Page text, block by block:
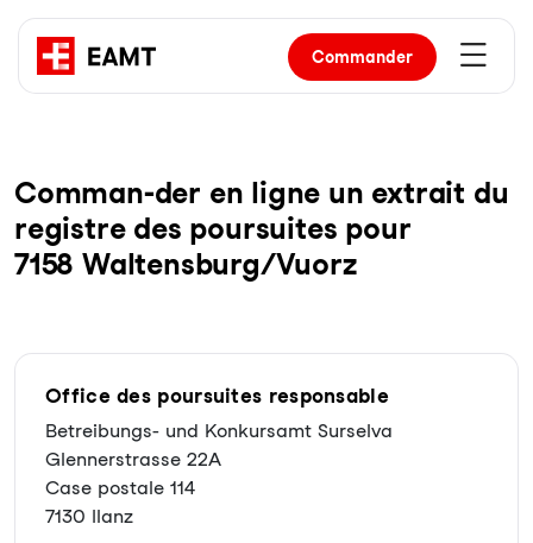
Commander
Com­man-der en li­gne un ex­trait du
re­gist­re des pour­sui­tes pour
7158 Waltensburg/Vuorz
Office des poursuites responsable
Betreibungs- und Konkursamt Surselva
Glennerstrasse 22A
Case postale 114
7130 Ilanz